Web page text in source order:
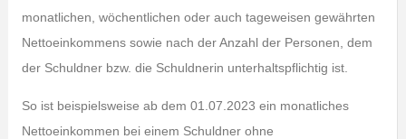
monatlichen, wöchentlichen oder auch tageweisen gewährten
Nettoeinkommens sowie nach der Anzahl der Personen, dem
der Schuldner bzw. die Schuldnerin unterhaltspflichtig ist.
So ist beispielsweise ab dem 01.07.2023 ein monatliches
Nettoeinkommen bei einem Schuldner ohne